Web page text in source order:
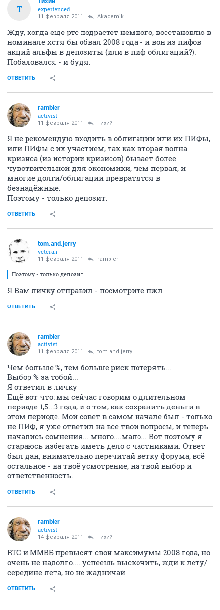
Т
experienced
11 февраля 2011 Akademik
Жду, когда еще ртс подрастет немного, восстановлю в
номинале хотя бы обвал 2008 года - и вон из пифов
акций альфы в депозиты (или в пиф облигаций?).
Побаловался - и будя.
ОТВЕТИТЬ
rambler
activist
11 февраля 2011 Тихий
Я не рекомендую входить в облигации или их ПИФы,
или ПИФы с их участием, так как вторая волна
кризиса (из истории кризисов) бывает более
чувствительной для экономики, чем первая, и
многие долги/облигации превратятся в
безнадёжные.
Поэтому - только депозит.
ОТВЕТИТЬ
tom.and.jerry
veteran
11 февраля 2011 rambler
Поэтому - только депозит.
Я Вам личку отправил - посмотрите пжл
ОТВЕТИТЬ
rambler
activist
11 февраля 2011 tom.and.jerry
Чем больше %, тем больше риск потерять...
Выбор % за тобой...
Я ответил в личку
Ещё вот что: мы сейчас говорим о длительном
периоде 1,5...3 года, и о том, как сохранить деньги в
этом периоде. Мой совет в самом начале был - только
не ПИФ, я уже ответил на все твои вопросы, и теперь
начались сомнения... много....мало... Вот поэтому я
стараюсь избегать иметь дело с частниками. Ответ
был дан, внимательно перечитай ветку форума, всё
остальное - на твоё усмотрение, на твой выбор и
ответственность.
ОТВЕТИТЬ
rambler
activist
14 февраля 2011 Тихий
RTC и ММВБ превысят свои максимумы 2008 года, но
очень не надолго.... успеешь выскочить, жди к лету/
середине лета, но не жадничай
ОТВЕТИТЬ